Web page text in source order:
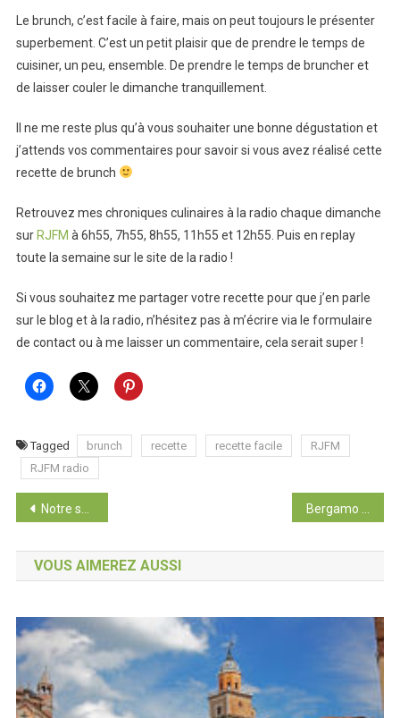
Le brunch, c’est facile à faire, mais on peut toujours le présenter
superbement. C’est un petit plaisir que de prendre le temps de
cuisiner, un peu, ensemble. De prendre le temps de bruncher et
de laisser couler le dimanche tranquillement.
Il ne me reste plus qu’à vous souhaiter une bonne dégustation et
j’attends vos commentaires pour savoir si vous avez réalisé cette
recette de brunch
Retrouvez mes chroniques culinaires à la radio chaque dimanche
sur RJFM à 6h55, 7h55, 8h55, 11h55 et 12h55. Puis en replay
toute la semaine sur le site de la radio !
Si vous souhaitez me partager votre recette pour que j’en parle
sur le blog et à la radio, n’hésitez pas à m’écrire via le formulaire
de contact ou à me laisser un commentaire, cela serait super !
Tagged brunch recette recette facile
RJFM
RJFM radio
Navigation
de
l’article
Notre séjour à Bergamo
VOUS AIMEREZ AUSSI